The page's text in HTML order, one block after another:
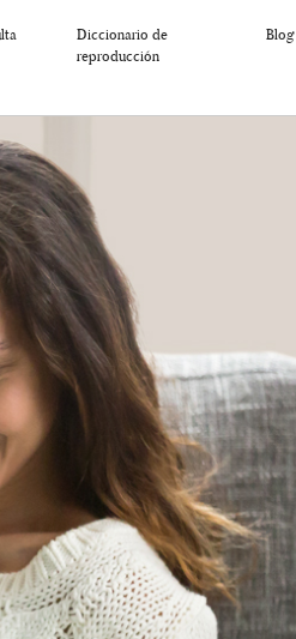
Diccionario de
reproducción
Blog